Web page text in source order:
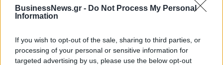
BusinessNews.gr - Do Not Process My Personal
Information
If you wish to opt-out of the sale, sharing to third parties, or
processing of your personal or sensitive information for
targeted advertising by us, please use the below opt-out
αναρτώνται στις ιστοσελίδες των φορέων
07/08/2026 - 11:20
Έλεγχοι με drones και MyCoast σε πάνω από 300
παραλίες - Πρόστιμα έως 73.000 ευρώ και
σφραγίσεις επιχειρήσεων